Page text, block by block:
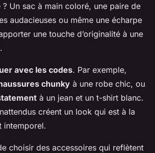
? Un sac à main coloré, une paire de
audacieuses ou même une écharpe
une touche d’originalité à une
avec les codes. Par exemple,
chunky à une robe chic, ou
à un jean et un t-shirt blanc.
créent un look qui est à la
intemporel.
choisir des accessoires qui reflètent